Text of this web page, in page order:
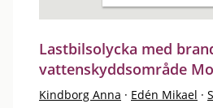
Lastbilsolycka med
vattenskyddsområde
Kindborg Anna · Edén Mikael ·